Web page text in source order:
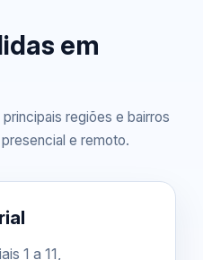
em
regiões e bairros
e remoto.
1 a 11,